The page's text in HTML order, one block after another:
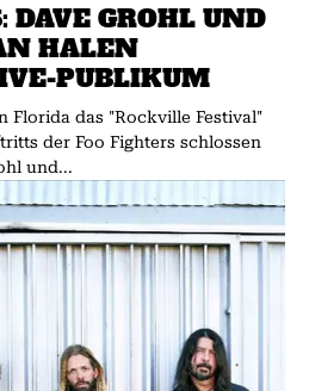
DAVE GROHL UND
HALEN
PUBLIKUM
Florida das "Rockville Festival"
der Foo Fighters schlossen
und...